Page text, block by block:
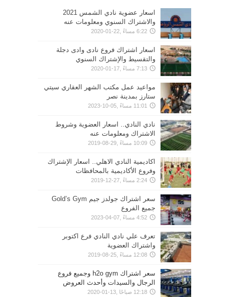
اسعار عضوية نادي الشمس 2021
والاشتراك السنوي ومعلومات عنه
6:22 مساءً ,22-01-2020
اسعار اشتراك فروع نادى وادى دجلة
والتقسيط والإشتراك السنوي
7:13 مساءً ,17-01-2020
مواعيد عمل مكتب الشهر العقاري سيتي
ستارز بمدينة نصر
11:01 مساءً ,05-10-2023
نادي النادي.. اسعار العضوية وشروط
الاشتراك ومعلومات عنه
10:09 مساءً ,29-08-2019
اكاديمية النادي الاهلي.. اسعار الإشتراك
وفروع الأكاديمية بالمحافظات
2:24 مساءً ,27-12-2019
سعر اشتراك جولدز جيم Gold’s Gym
جميع الفروع
4:52 مساءً ,07-04-2023
تعرف علي نادي النادي فرع اكتوبر
واشتراك العضوية
12:08 مساءً ,25-08-2019
سعر اشتراك h2o gym وجميع فروع
الرجال والسيدات وأحدث العروض
12:18 صباحًا ,13-01-2020